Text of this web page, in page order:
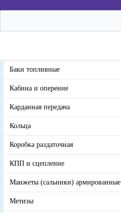
Баки топливные
Кабина и оперение
Карданная передача
Кольца
Коробка раздаточная
КПП и сцепление
Манжеты (сальники) армированные
Метизы